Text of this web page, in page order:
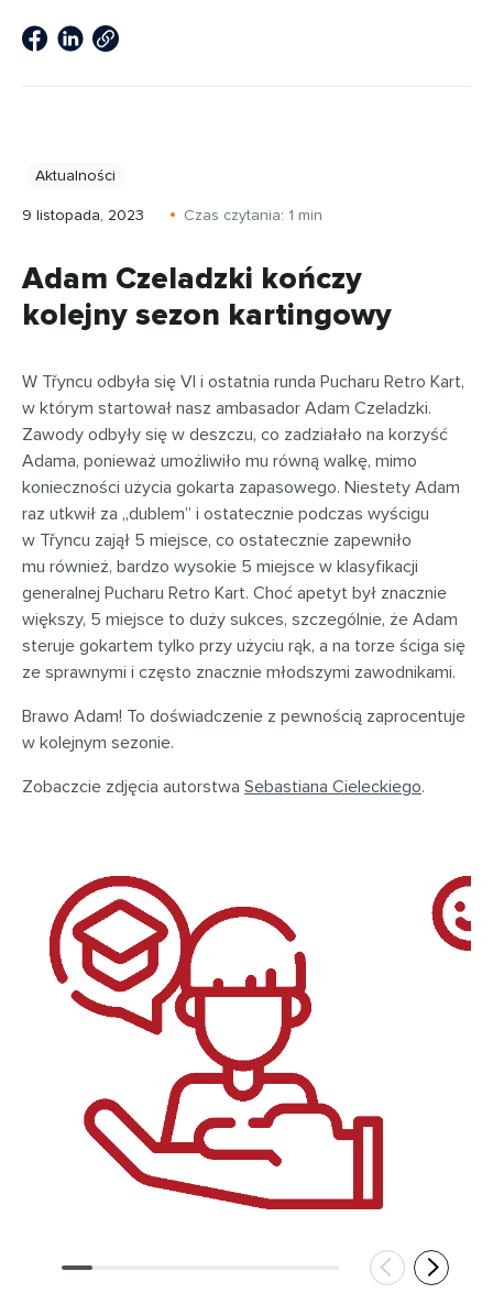
Aktualności
9 listopada, 2023 Czas czytania: 1 min
Adam Czeladzki kończy
kolejny sezon kartingowy
W Třyncu odbyła się VI i ostatnia runda Pucharu Retro Kart,
w którym startował nasz ambasador Adam Czeladzki.
Zawody odbyły się w deszczu, co zadziałało na korzyść
Adama, ponieważ umożliwiło mu równą walkę, mimo
konieczności użycia gokarta zapasowego. Niestety Adam
raz utkwił za „dublem” i ostatecznie podczas wyścigu
w Třyncu zajął 5 miejsce, co ostatecznie zapewniło
mu również, bardzo wysokie 5 miejsce w klasyfikacji
generalnej Pucharu Retro Kart. Choć apetyt był znacznie
większy, 5 miejsce to duży sukces, szczególnie, że Adam
steruje gokartem tylko przy użyciu rąk, a na torze ściga się
ze sprawnymi i często znacznie młodszymi zawodnikami.
Brawo Adam! To doświadczenie z pewnością zaprocentuje
w kolejnym sezonie.
Zobaczcie zdjęcia autorstwa Sebastiana Cieleckiego.